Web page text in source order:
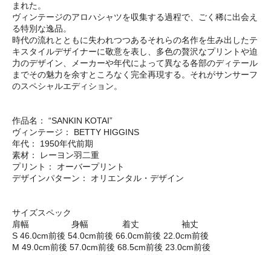
まれた。
ヴィンテージのアロハシャツを収集する過程で、ごく稀に出会え
る特別な逸品。
時代の流れとともに失われつつあるそれらの名作を生み出したテ
キスタイルデザイナーに敬意を表し、多色の贅沢なプリントや迫
力のデザイン、メーカーや年代によって異なる各部のディテール
までその魅力を余すところなく完全再現する。それがサンサーフ
のスペシャルエディション。
作品名： “SANKIN KOTAI”
ヴィンテージ： BETTY HIGGINS
年代： 1950年代前期
素材： レーヨン羽二重
プリント： オーバープリント
デザインパターン： オリエンタル・デザイン
サイズスペック
肩幅 身幅 着丈 袖丈
S 46.0cm前後 54.0cm前後 66.0cm前後 22.0cm前後
M 49.0cm前後 57.0cm前後 68.5cm前後 23.0cm前後